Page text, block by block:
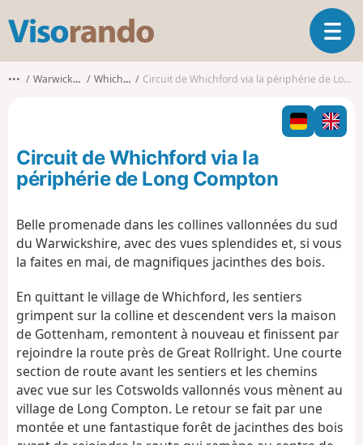
s
o
o
O
u
v
i
r
l
i
g
o
n
••• Warwickshire Whichford Circuit de Whichford via la périphérie de Long Compton
Circuit de Whichford via la
périphérie de Long Compton
Belle promenade dans les collines vallonnées du sud
du Warwickshire, avec des vues splendides et, si vous
la faites en mai, de magnifiques jacinthes des bois.
En quittant le village de Whichford, les sentiers
grimpent sur la colline et descendent vers la maison
de Gottenham, remontent à nouveau et finissent par
rejoindre la route près de Great Rollright. Une courte
section de route avant les sentiers et les chemins
avec vue sur les Cotswolds vallonnés vous mènent au
village de Long Compton. Le retour se fait par une
montée et une fantastique forêt de jacinthes des bois